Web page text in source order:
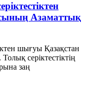
Азаматтық
шығуы Қазақстан
серiктестiктiң
заң